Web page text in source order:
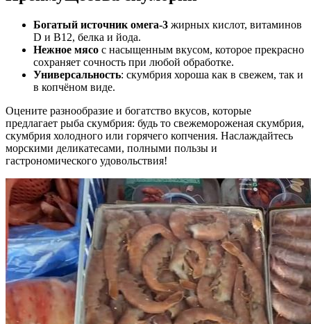
Богатый источник омега-3 жирных кислот, витаминов
D и B12, белка и йода.
Нежное мясо с насыщенным вкусом, которое прекрасно
сохраняет сочность при любой обработке.
Универсальность: скумбрия хороша как в свежем, так и
в копчёном виде.
Оцените разнообразие и богатство вкусов, которые
предлагает рыба скумбрия: будь то свежемороженая скумбрия,
скумбрия холодного или горячего копчения. Наслаждайтесь
морскими деликатесами, полными пользы и
гастрономического удовольствия!